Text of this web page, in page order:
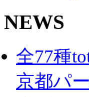
NEWS
全77種
京都パ